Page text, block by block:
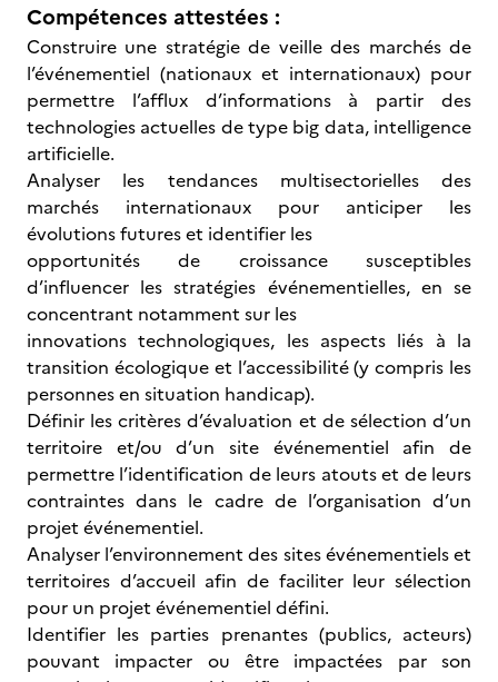
Compétences attestées :
Construire une stratégie de veille des marchés de
l’événementiel (nationaux et internationaux) pour
permettre l’afflux d’informations à partir des
technologies actuelles de type big data, intelligence
artificielle.
Analyser les tendances multisectorielles des
marchés internationaux pour anticiper les
évolutions futures et identifier les
opportunités de croissance susceptibles
d’influencer les stratégies événementielles, en se
concentrant notamment sur les
innovations technologiques, les aspects liés à la
transition écologique et l’accessibilité (y compris les
personnes en situation handicap).
Définir les critères d’évaluation et de sélection d’un
territoire et/ou d’un site événementiel afin de
permettre l’identification de leurs atouts et de leurs
contraintes dans le cadre de l’organisation d’un
projet événementiel.
Analyser l’environnement des sites événementiels et
territoires d’accueil afin de faciliter leur sélection
pour un projet événementiel défini.
Identifier les parties prenantes (publics, acteurs)
pouvant impacter ou être impactées par son